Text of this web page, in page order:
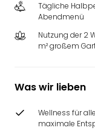
Tägliche
Abendmenü
Nutzung der 2
m² großem
Was wir lieben
Wellness für
maximale